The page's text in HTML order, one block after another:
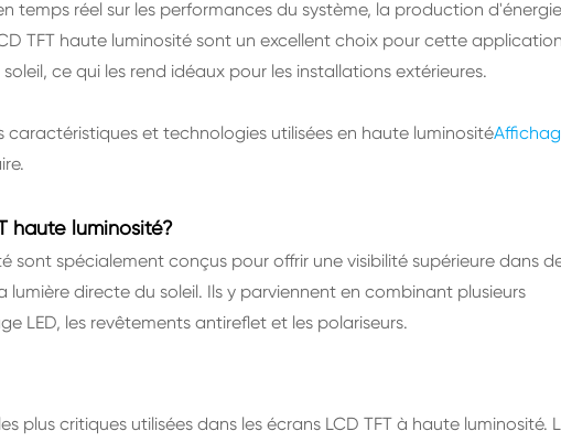
temps réel sur les performances du système, la production
TFT haute luminosité sont un excellent choix pour cette application
ce qui les rend idéaux pour les installations extérieures.
et technologies utilisées en haute luminosité
haute luminosité?
sont spécialement conçus pour offrir une visibilité supérieure dans
directe du soleil. Ils y parviennent en combinant plusieurs
LED, les revêtements antireflet et les polariseurs.
plus critiques utilisées dans les écrans LCD TFT à haute luminosité.